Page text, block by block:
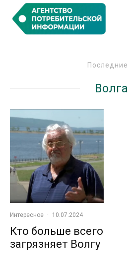
Последние
Волга
Интересное · 10.07.2024
Кто больше всего
загрязняет Волгу